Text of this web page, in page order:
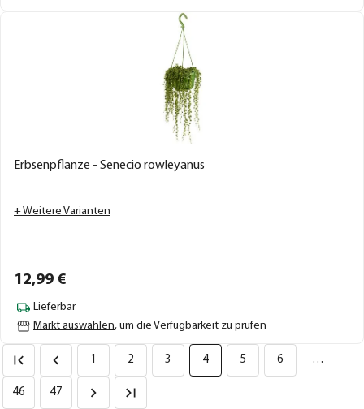
Erbsenpflanze - Senecio rowleyanus
+ Weitere Varianten
12,99 €
Lieferbar
Markt auswählen, um die Verfügbarkeit zu prüfen
1 2 3 4 5 6 …
46 47